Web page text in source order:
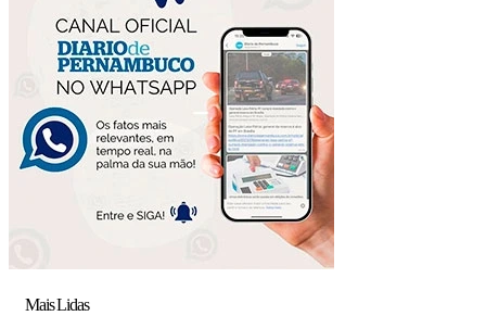
Mais Lidas